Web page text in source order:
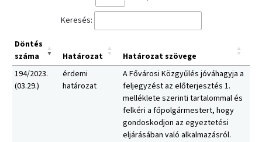
Keresés:
Döntés
száma
Határozat
Határozat szövege
194/2023.
(03.29.)
érdemi
határozat
A Fővárosi Közgyűlés jóváhagyja a
feljegyzést az előterjesztés 1.
melléklete szerinti tartalommal és
felkéri a főpolgármestert, hogy
gondoskodjon az egyeztetési
eljárásában való alkalmazásról.